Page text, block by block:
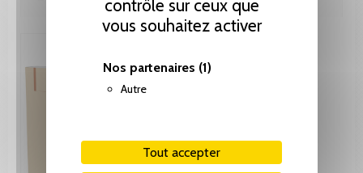
contrôle sur ceux que
vous souhaitez activer
Nos partenaires (1)
Autre
Tout accepter